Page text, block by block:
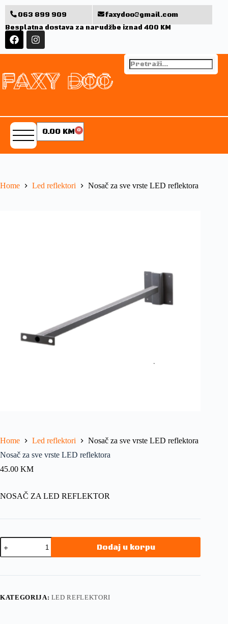
063 899 909
faxydoo@gmail.com
Besplatna dostava za narudžbe iznad 400 KM
0.00 KM 0
Home Led reflektori Nosač za sve vrste LED reflektora
Home Led reflektori
Nosač za sve vrste LED reflektora
Nosač za sve vrste LED reflektora
45.00 KM
NOSAČ ZA LED REFLEKTOR
Dodaj u korpu
KATEGORIJA: LED REFLEKTORI